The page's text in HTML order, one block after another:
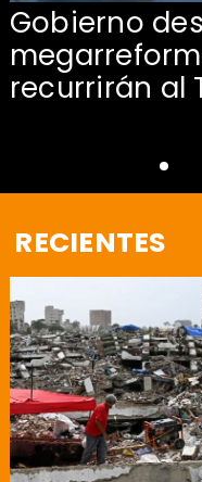
Gobierno
recurrirán al
RECIENTES